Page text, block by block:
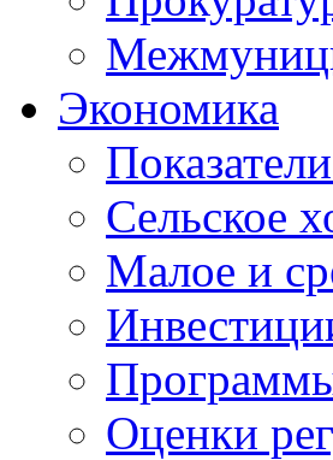
Экономика
Сельское
Малое и
Оценки